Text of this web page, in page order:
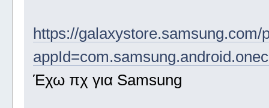
https://galaxystore.samsung.com/
Έχω πχ για Samsung